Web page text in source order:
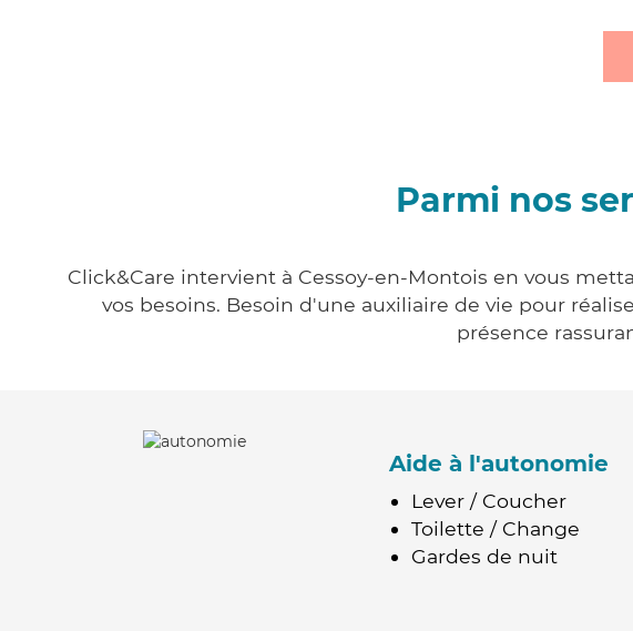
Parmi nos
Click&Care intervient à Cessoy-en-Montois en vous
vos besoins. Besoin d'une auxiliaire de vie pour
présence
Aide à l'autonomie
Lever / Coucher
Toilette / Change
Gardes de nuit